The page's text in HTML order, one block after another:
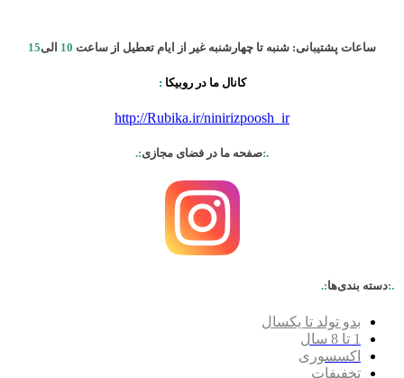
ساعات پشتیبانی: شنبه تا چهارشنبه غیر از ایام تعطیل از ساعت 10 الی15
کانال ما در روبیکا :
http://Rubika.ir/ninirizpoosh_ir
.:صفحه ما در فضای مجازی:.
.:دسته بندی‌ها:.
بدو تولد تا یکسال
1 تا 8 سال
اکسسوری
تخفیفات